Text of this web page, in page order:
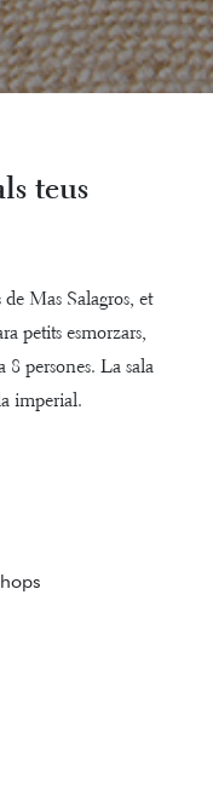
teus
Mas Salagros, et
petits esmorzars,
8 persones. La sala
imperial.